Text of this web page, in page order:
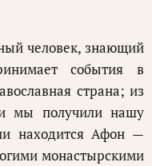
человек, знающий
события в
страна; из
мы получили нашу
находится Афон —
монастырскими